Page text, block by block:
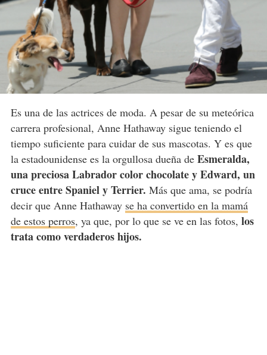
Es una de las actrices de moda. A pesar de su meteórica
carrera profesional, Anne Hathaway sigue teniendo el
tiempo suficiente para cuidar de sus mascotas. Y es que
la estadounidense es la orgullosa dueña de Esmeralda,
una preciosa Labrador color chocolate y Edward, un
cruce entre Spaniel y Terrier. Más que ama, se podría
decir que Anne Hathaway se ha convertido en la mamá
de estos perros, ya que, por lo que se ve en las fotos, los
trata como verdaderos hijos.